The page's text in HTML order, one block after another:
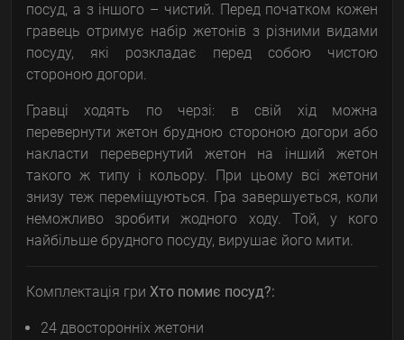
посуд, а з іншого – чистий. Перед початком кожен
гравець отримує набір жетонів з різними видами
посуду, які розкладає перед собою чистою
стороною догори.
Гравці ходять по черзі: в свій хід можна
перевернути жетон брудною стороною догори або
накласти перевернутий жетон на інший жетон
такого ж типу і кольору. При цьому всі жетони
знизу теж переміщуються. Гра завершується, коли
неможливо зробити жодного ходу. Той, у кого
найбільше брудного посуду, вирушає його мити.
Комплектація гри Хто помиє посуд?:
24 двосторонніх жетони